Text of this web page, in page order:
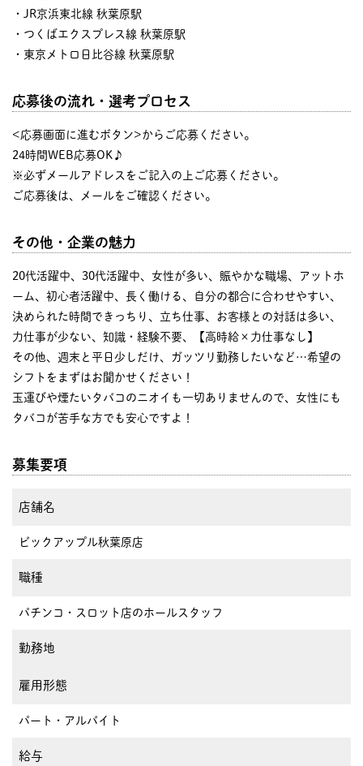
・JR京浜東北線 秋葉原駅
・つくばエクスプレス線 秋葉原駅
・東京メトロ日比谷線 秋葉原駅
応募後の流れ・選考プロセス
<応募画面に進むボタン>からご応募ください。
24時間WEB応募OK♪
※必ずメールアドレスをご記入の上ご応募ください。
ご応募後は、メールをご確認ください。
その他・企業の魅力
20代活躍中、30代活躍中、女性が多い、賑やかな職場、アットホ
ーム、初心者活躍中、長く働ける、自分の都合に合わせやすい、
決められた時間できっちり、立ち仕事、お客様との対話は多い、
力仕事が少ない、知識・経験不要、【高時給×力仕事なし】
その他、週末と平日少しだけ、ガッツリ勤務したいなど…希望の
シフトをまずはお聞かせください！
玉運びや煙たいタバコのニオイも一切ありませんので、女性にも
タバコが苦手な方でも安心ですよ！
募集要項
店舗名
ビックアップル秋葉原店
職種
パチンコ・スロット店のホールスタッフ
勤務地
雇用形態
パート・アルバイト
給与